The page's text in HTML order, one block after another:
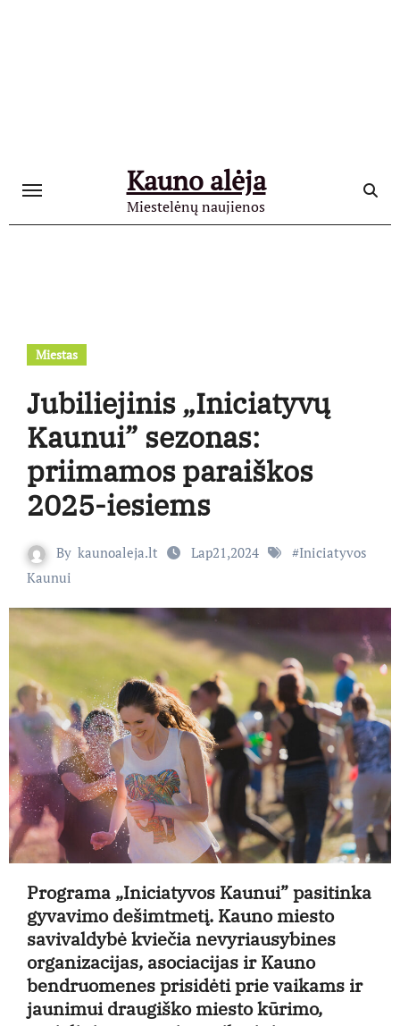
Kauno alėja
Miestelėnų naujienos
Miestas
Jubiliejinis „Iniciatyvų
Kaunui” sezonas:
priimamos paraiškos
2025-iesiems
By kaunoaleja.lt Lap21,2024 #Iniciatyvos
Kaunui
Programa „Iniciatyvos Kaunui” pasitinka
gyvavimo dešimtmetį. Kauno miesto
savivaldybė kviečia nevyriausybines
organizacijas, asociacijas ir Kauno
bendruomenes prisidėti prie vaikams ir
jaunimui draugiško miesto kūrimo,